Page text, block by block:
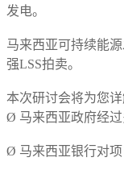
发电。
马来西亚可持续能
强LSS拍卖。
本次研讨会将为您详
Ø 马来西亚政府经
Ø 马来西亚银行对项